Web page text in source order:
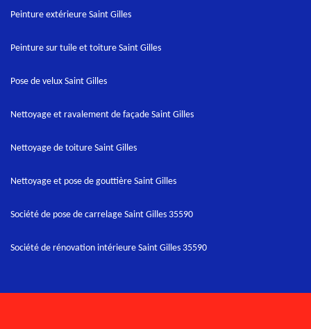
Peinture extérieure Saint Gilles
Peinture sur tuile et toiture Saint Gilles
Pose de velux Saint Gilles
Nettoyage et ravalement de façade Saint Gilles
Nettoyage de toiture Saint Gilles
Nettoyage et pose de gouttière Saint Gilles
Société de pose de carrelage Saint Gilles 35590
Société de rénovation intérieure Saint Gilles 35590